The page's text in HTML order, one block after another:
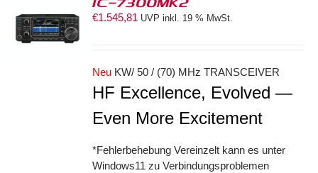
€1.545,81 UVP inkl. 19 % MwSt.
Neu KW/ 50 / (70) MHz TRANSCEIVER
HF Excellence, Evolved —
Even More Excitement
*Fehlerbehebung Vereinzelt kann es unter
Windows11 zu Verbindungsproblemen